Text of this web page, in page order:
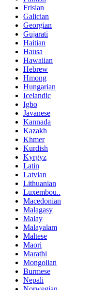
Frisian
Galician
Georgian
Gujarati
Haitian
Hausa
Hawaiian
Hebrew
Hmong
Hungarian
Icelandic
Igbo
Javanese
Kannada
Kazakh
Khmer
Kurdish
Kyrgyz
Latin
Latvian
Lithuanian
Luxembou..
Macedonian
Malagasy
Malay
Malayalam
Maltese
Maori
Marathi
Mongolian
Burmese
Nepali